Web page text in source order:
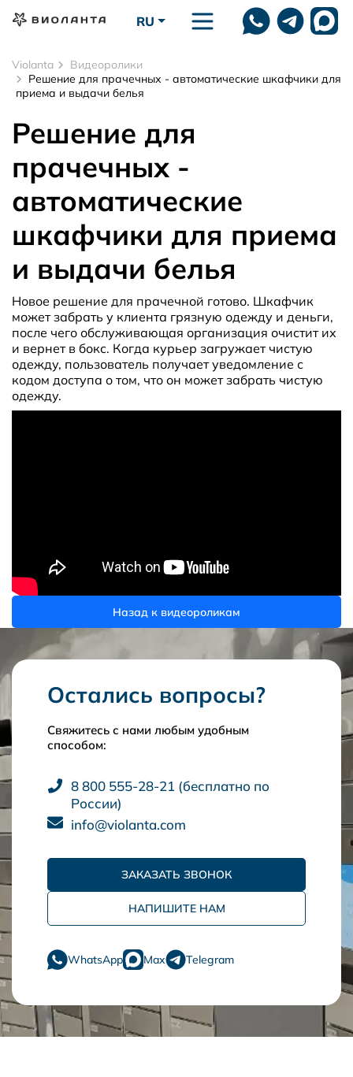
RU
Violanta
Видеоролики
Решение для прачечных - автоматические шкафчики для
приема и выдачи белья
Решение для
прачечных -
автоматические
шкафчики для приема
и выдачи белья
Новое решение для прачечной готово. Шкафчик
может забрать у клиента грязную одежду и деньги,
после чего обслуживающая организация очистит их
и вернет в бокс. Когда курьер загружает чистую
одежду, пользователь получает уведомление с
кодом доступа о том, что он может забрать чистую
одежду.
Назад к видеороликам
Остались вопросы?
Свяжитесь с нами любым удобным
способом:
8 800 555-28-21 (бесплатно по
России)
info@violanta.com
ЗАКАЗАТЬ ЗВОНОК
НАПИШИТЕ НАМ
WhatsApp Max Telegram